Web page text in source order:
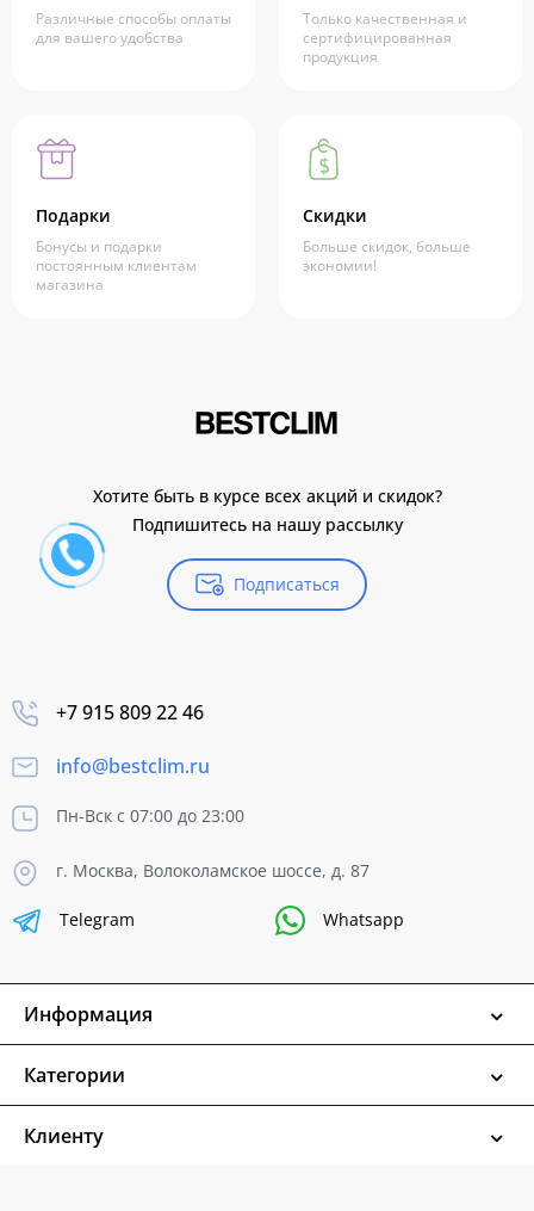
Различные способы оплаты
для вашего удобства
Только качественная и
сертифицированная
продукция
Подарки
Бонусы и подарки
постоянным клиентам
магазина
Скидки
Больше скидок, больше
экономии!
Хотите быть в курсе всех акций и скидок?
Подпишитесь на нашу рассылку
Подписаться
+7 915 809 22 46
info@bestclim.ru
Пн-Вск с 07:00 до 23:00
г. Москва, Волоколамское шоссе, д. 87
Telegram Whatsapp
Информация
Категории
Клиенту